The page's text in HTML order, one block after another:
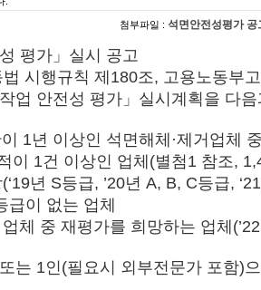
첨부파일 : 석면안전성평가 공
평가」실시 공고
시행규칙 제180조, 고용노동부
업 안전성 평가」실시계획을 다
1년 이상인 석면해체·제거업체
이 1건 이상인 업체(별첨1 참조,
년 S등급, ’20년 A, B, C등급,
이 없는 업체
체 중 재평가를 희망하는 업체
는 1인(필요시 외부전문가 포함)